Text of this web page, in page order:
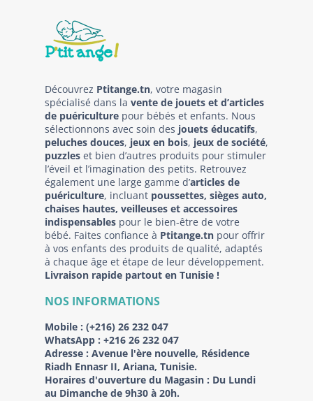
Découvrez Ptitange.tn, votre magasin
spécialisé dans la vente de jouets et d’articles
de puériculture pour bébés et enfants. Nous
sélectionnons avec soin des jouets éducatifs,
peluches douces, jeux en bois, jeux de société,
puzzles et bien d’autres produits pour stimuler
l’éveil et l’imagination des petits. Retrouvez
également une large gamme d’articles de
puériculture, incluant poussettes, sièges auto,
chaises hautes, veilleuses et accessoires
indispensables pour le bien-être de votre
bébé. Faites confiance à Ptitange.tn pour offrir
à vos enfants des produits de qualité, adaptés
à chaque âge et étape de leur développement.
Livraison rapide partout en Tunisie !
NOS INFORMATIONS
Mobile : (+216) 26 232 047
WhatsApp : +216 26 232 047
Adresse : Avenue l'ère nouvelle, Résidence
Riadh Ennasr II, Ariana, Tunisie.
Horaires d'ouverture du Magasin : Du Lundi
au Dimanche de 9h30 à 20h.